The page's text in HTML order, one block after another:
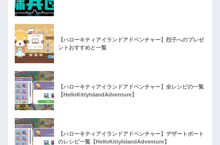
【ハローキティアイランドアドベンチャー】烈子へのプレゼ
ントおすすめと一覧
【ハローキティアイランドアドベンチャー】全レシピの一覧
【HelloKittyIslandAdventure】
【ハローキティアイランドアドベンチャー】デザートボート
のレシピ一覧【HelloKittyIslandAdventure】